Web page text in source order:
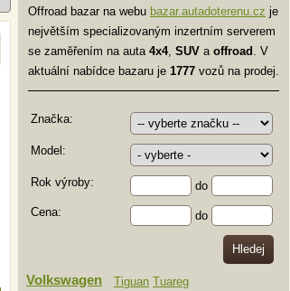
Offroad bazar na webu bazar.autadoterenu.cz je
největším specializovaným inzertním serverem
se zaměřením na auta 4x4, SUV a offroad . V
aktuální nabídce bazaru je 1777 vozů na prodej.
Značka:
Model:
Rok výroby:
do
Cena:
do
Volkswagen Tiguan Tuareg